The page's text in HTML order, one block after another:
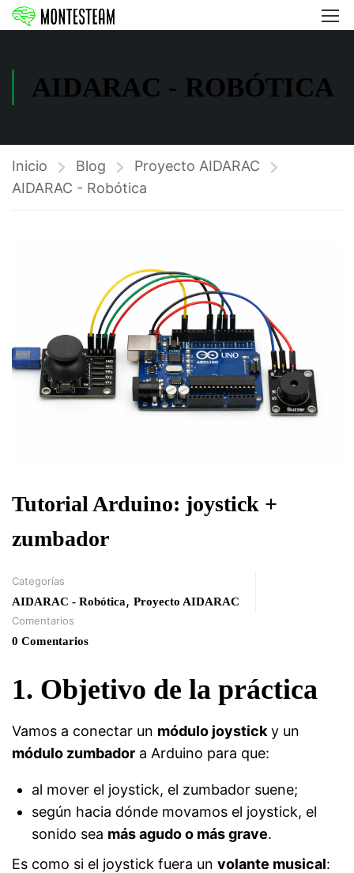
AIDARAC - ROBÓTICA
Inicio Blog
Proyecto AIDARAC
AIDARAC - Robótica
Tutorial Arduino: joystick +
zumbador
Categorías
AIDARAC - Robótica, Proyecto AIDARAC
Comentarios
0 Comentarios
1. Objetivo de la práctica
Vamos a conectar un módulo joystick y un
módulo zumbador a Arduino para que:
al mover el joystick, el zumbador suene;
según hacia dónde movamos el joystick, el
sonido sea más agudo o más grave.
Es como si el joystick fuera un volante musical: